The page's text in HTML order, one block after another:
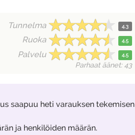
Tunnelma 4.3
Ruoka 4.5
Palvelu 4.5
Parhaat äänet: 43
saapuu heti varauksen tekemisen
ja henkilöiden määrän.